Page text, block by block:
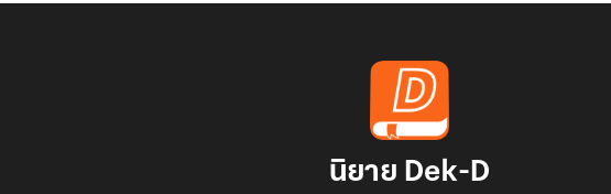
นิยาย Dek-D